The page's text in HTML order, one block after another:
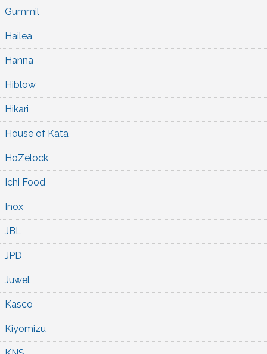
Gummil
Hailea
Hanna
Hiblow
Hikari
House of Kata
HoZelock
Ichi Food
Inox
JBL
JPD
Juwel
Kasco
Kiyomizu